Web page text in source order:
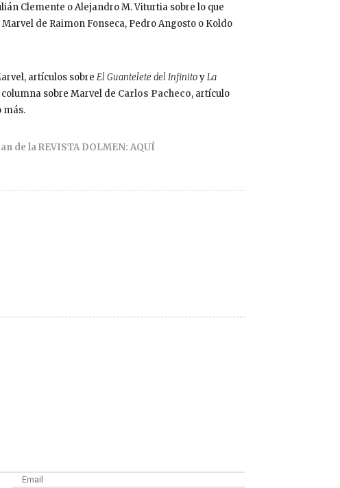
Clemente o Alejandro M. Viturtia sobre lo que
de Raimon Fonseca, Pedro Angosto o Koldo
artículos sobre El Guantelete del InfinitoyLa
sobre Marvel de Carlos Pacheco, artículo
más.
de la REVISTA DOLMEN: AQUÍ